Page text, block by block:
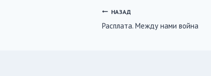
Навигация
по
НАЗАД
Расплата. Между нами война